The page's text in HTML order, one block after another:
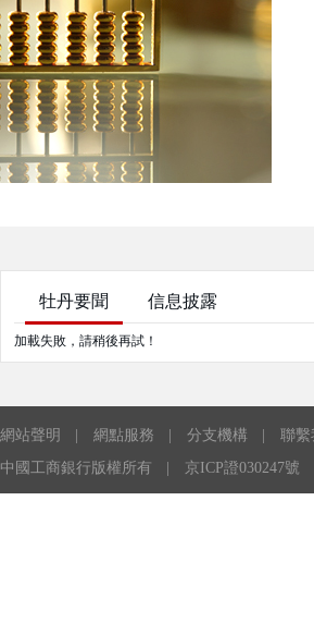
牡丹要聞 信息披露
加載失敗，請稍後再試！
網站聲明 網點服務 分支機構 聯繫
中國工商銀行版權所有
京ICP證030247號